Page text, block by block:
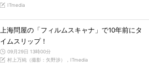
ITmedia
上海問屋の「フィルムスキャナ」で10年前にタ
イムスリップ！
09月29日 13時00分
村上万純（撮影：矢野渉），ITmedia